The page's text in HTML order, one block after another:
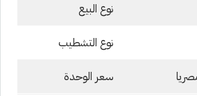
نوع البيع
نوع التشطيب
سعر الوحدة